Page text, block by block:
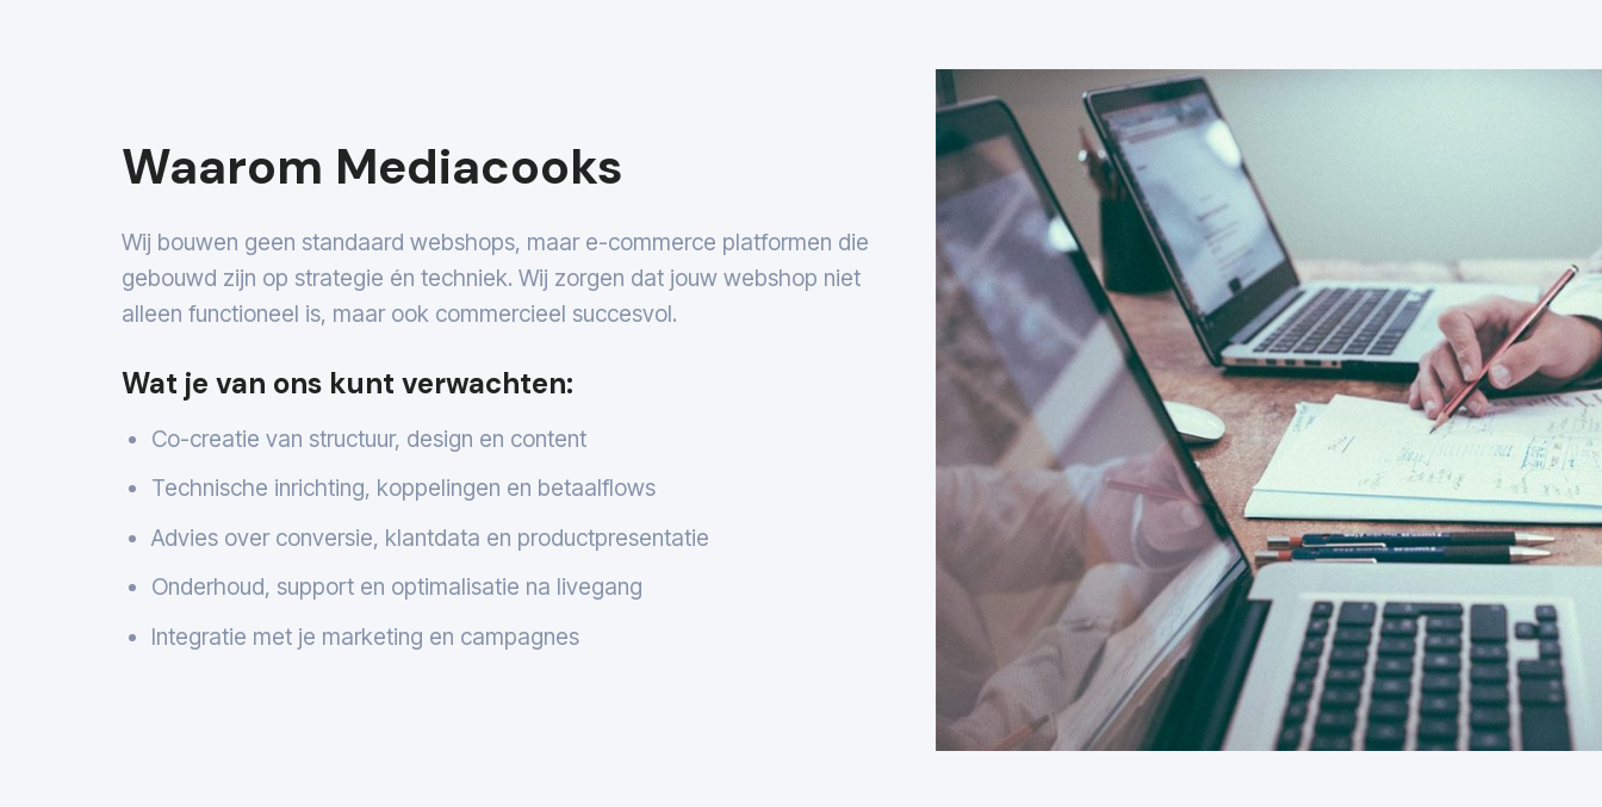
Waarom Mediacooks
Wij bouwen geen standaard webshops, maar e-commerce platformen die
gebouwd zijn op strategie én techniek. Wij zorgen dat jouw webshop niet
alleen functioneel is, maar ook commercieel succesvol.
Wat je van ons kunt verwachten:
Co-creatie van structuur, design en content
Technische inrichting, koppelingen en betaalflows
Advies over conversie, klantdata en productpresentatie
Onderhoud, support en optimalisatie na livegang
Integratie met je marketing en campagnes